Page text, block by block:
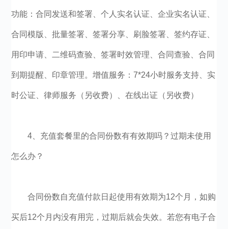
功能：合同发送和签署、个人实名认证、企业实名认证、
合同模版、批量签署、签署分享、刷脸签署、签约存证、
用印申请、二维码查验、签署时效管理、合同查验、合同
到期提醒、印章管理。增值服务：7*24小时服务支持、实
时公证、律师服务（另收费）、在线出证（另收费）
4、充值套餐里的合同份数有有效期吗？过期未使用
怎么办？
合同份数自充值付款日起使用有效期为12个月，如购
买后12个月内没有用完，过期后就会失效。若您有电子合